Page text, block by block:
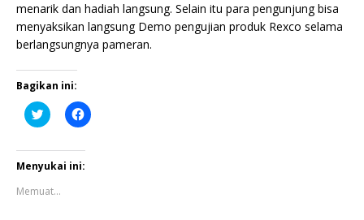
menarik dan hadiah langsung. Selain itu para pengunjung bisa
menyaksikan langsung Demo pengujian produk Rexco selama
berlangsungnya pameran.
Bagikan ini:
K
l
u
n
u
k
K
l
Menyukai ini:
Memuat...